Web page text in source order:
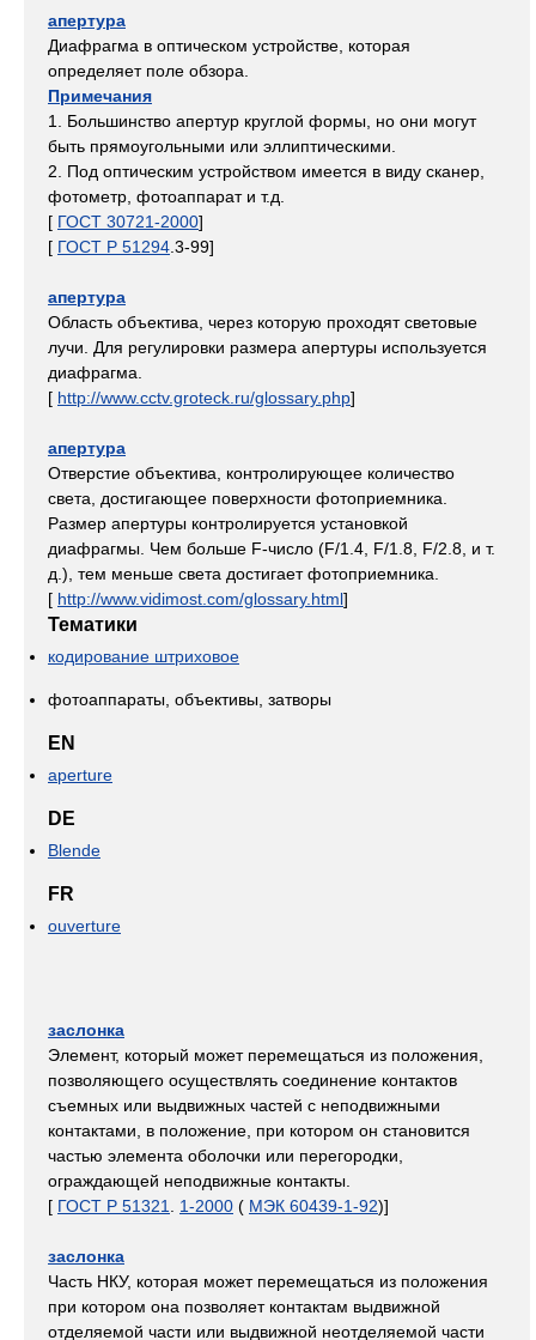
апертура
Диафрагма в оптическом устройстве, которая
определяет поле обзора.
Примечания
1. Большинство апертур круглой формы, но они могут
быть прямоугольными или эллиптическими.
2. Под оптическим устройством имеется в виду сканер,
фотометр, фотоаппарат и т.д.
[ ГОСТ 30721-2000]
[ ГОСТ Р 51294 .3-99]
апертура
Область объектива, через которую проходят световые
лучи. Для регулировки размера апертуры используется
диафрагма.
[ http://www.cctv.groteck.ru/glossary.php]
апертура
Отверстие объектива, контролирующее количество
света, достигающее поверхности фотоприемника.
Размер апертуры контролируется установкой
диафрагмы. Чем больше F-число (F/1.4, F/1.8, F/2.8, и т.
д.), тем меньше света достигает фотоприемника.
[ http://www.vidimost.com/glossary.html]
Тематики
кодирование штриховое
фотоаппараты, объективы, затворы
EN
aperture
DE
Blende
FR
ouverture
заслонка
Элемент, который может перемещаться из положения,
позволяющего осуществлять соединение контактов
съемных или выдвижных частей с неподвижными
контактами, в положение, при котором он становится
частью элемента оболочки или перегородки,
ограждающей неподвижные контакты.
[ ГОСТ Р 51321 1-2000 ( МЭК 60439-1-92)]
заслонка
Часть НКУ, которая может перемещаться из положения
при котором она позволяет контактам выдвижной
отделяемой части или выдвижной неотделяемой части